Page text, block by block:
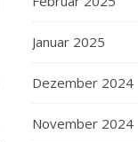
Januar 2025
Dezember 2024
November 2024